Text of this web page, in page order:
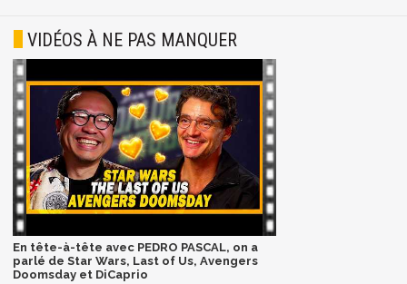
VIDÉOS À NE PAS MANQUER
En tête-à-tête avec PEDRO PASCAL, on a
parlé de Star Wars, Last of Us, Avengers
Doomsday et DiCaprio